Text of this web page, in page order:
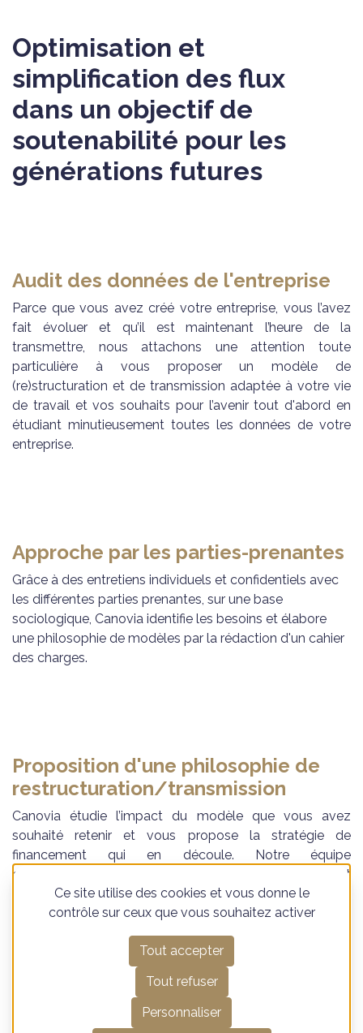
Optimisation et
simplification des flux
dans un objectif de
soutenabilité pour les
générations futures
Audit des données de l'entreprise
Parce que vous avez créé votre entreprise, vous l’avez
fait évoluer et qu’il est maintenant l’heure de la
transmettre, nous attachons une attention toute
particulière à vous proposer un modèle de
(re)structuration et de transmission adaptée à votre vie
de travail et vos souhaits pour l’avenir tout d'abord en
étudiant minutieusement toutes les données de votre
entreprise.
Approche par les parties-prenantes
Grâce à des entretiens individuels et confidentiels avec
les différentes parties prenantes, sur une base
sociologique, Canovia identifie les besoins et élabore
une philosophie de modèles par la rédaction d'un cahier
des charges.
Proposition d'une philosophie de
restructuration/transmission
Canovia étudie l’impact du modèle que vous avez
souhaité retenir et vous propose la stratégie de
financement qui en découle. Notre équipe
pluridisciplinaire travaille ensuite à l'ingénierie et
l’optimisation du modèle en place et vous accompagne
dans sa levée de fonds.
Déploiement effectif de la stratégie
Ce site utilise des cookies et vous donne le
contrôle sur ceux que vous souhaitez activer
Tout accepter
Tout refuser
Personnaliser